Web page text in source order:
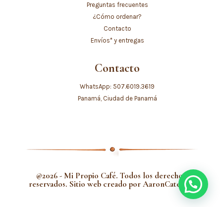
Preguntas frecuentes
¿Cómo ordenar?
Contacto
Envíos* y entregas
Contacto
WhatsApp: 507.6019.3619
Panamá, Ciudad de Panamá
@2026 - Mi Propio Café. Todos los derechos
reservados. Sitio web creado porAaronCaterina